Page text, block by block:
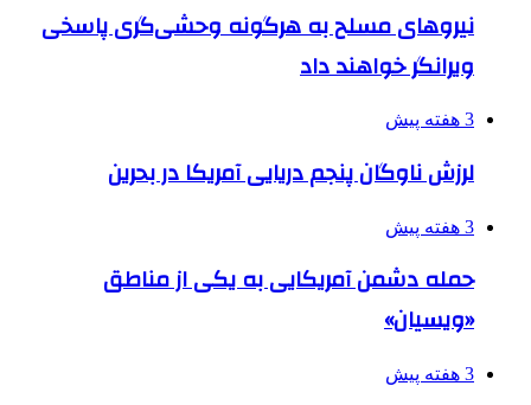
نیروهای مسلح به هرگونه وحشی‌گری پاسخی
ویرانگر خواهند داد
3 هفته پیش
لرزش ناوگان پنجم دریایی آمریکا در بحرین
3 هفته پیش
حمله دشمن آمریکایی به یکی از مناطق
«ویسیان»
3 هفته پیش